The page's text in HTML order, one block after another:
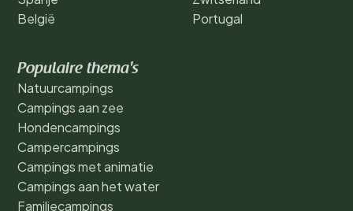
België
Portugal
Populaire thema's
Natuurcampings
Campings aan zee
Hondencampings
Campercampings
Campings met animatie
Campings aan het water
Familiecampings